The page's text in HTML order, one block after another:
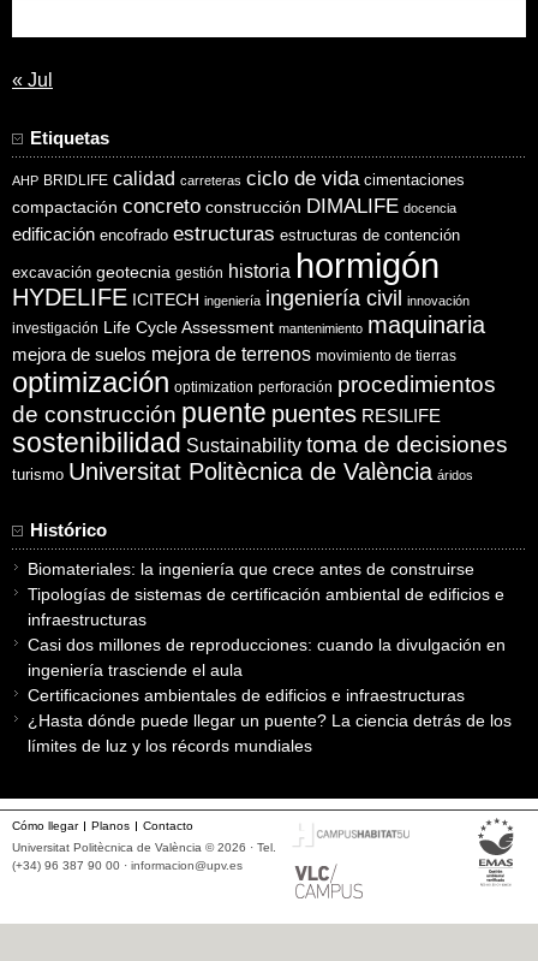
« Jul
Etiquetas
AHP BRIDLIFE calidad carreteras ciclo de vida cimentaciones
compactación concreto construcción DIMALIFE docencia
edificación encofrado estructuras estructuras de contención
excavación geotecnia gestión historia hormigón
HYDELIFE ICITECH ingeniería ingeniería civil innovación
investigación Life Cycle Assessment mantenimiento maquinaria
mejora de suelos mejora de terrenos movimiento de tierras
optimización optimization perforación procedimientos
de construcción puente puentes RESILIFE
sostenibilidad Sustainability toma de decisiones
turismo Universitat Politècnica de València áridos
Histórico
Biomateriales: la ingeniería que crece antes de construirse
Tipologías de sistemas de certificación ambiental de edificios e
infraestructuras
Casi dos millones de reproducciones: cuando la divulgación en
ingeniería trasciende el aula
Certificaciones ambientales de edificios e infraestructuras
¿Hasta dónde puede llegar un puente? La ciencia detrás de los
límites de luz y los récords mundiales
Cómo llegar Planos
Contacto
Universitat Politècnica de València © 2026 · Tel.
(+34) 96 387 90 00 · informacion@upv.es